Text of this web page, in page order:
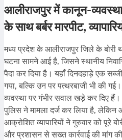
आलीराजपुर में कानून-
के साथ बर्बर मारपीट,
मध्य प्रदेश के आलीराजपुर जिले के बोरी
घटना सामने आई है, जिसने स्थानीय
पैदा कर दिया है। यहाँ दिनदहाड़े एक
गया, बल्कि उन पर पत्थरबाजी भी की
व्यवस्था पर गंभीर सवाल खड़े कर दिए हैं।
पुलिस ने मामला दर्ज कर लिया है, लेकिन
आक्रोशित व्यापारियों ने गुरुवार को पूरे
और प्रशासन से सख्त कार्रवाई की मांग